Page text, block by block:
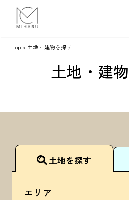
Top> 土地・建物を探す
土地・建
土地を探す
エリア